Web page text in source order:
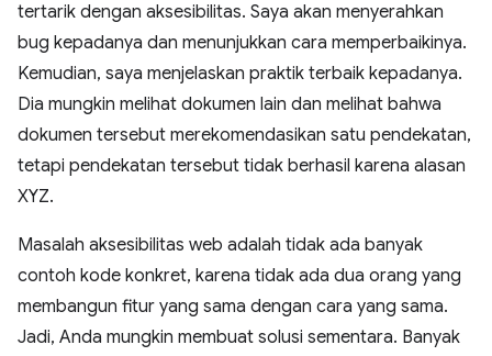
tertarik dengan aksesibilitas. Saya akan menyerahkan
bug kepadanya dan menunjukkan cara memperbaikinya.
Kemudian, saya menjelaskan praktik terbaik kepadanya.
Dia mungkin melihat dokumen lain dan melihat bahwa
dokumen tersebut merekomendasikan satu pendekatan,
tetapi pendekatan tersebut tidak berhasil karena alasan
XYZ.
Masalah aksesibilitas web adalah tidak ada banyak
contoh kode konkret, karena tidak ada dua orang yang
membangun fitur yang sama dengan cara yang sama.
Jadi, Anda mungkin membuat solusi sementara. Banyak